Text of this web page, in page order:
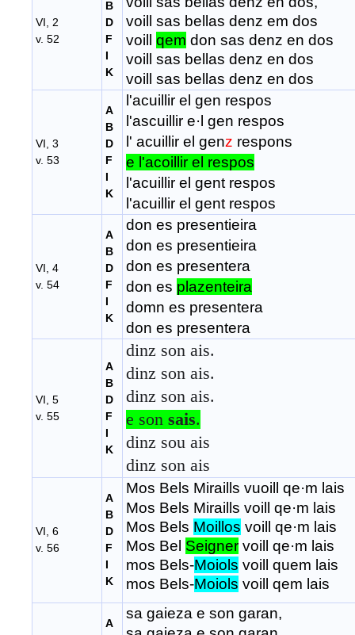
VI, 2
v. 52
B
D
F
I
K
voill sas bellas denz em dos
voill qem don sas denz en dos
voill sas bellas denz en dos
voill sas bellas denz en dos
VI, 3
v. 53
A
B
D
F
I
K
l'acuillir el gen respos
l'ascuillir e·l gen respos
l' acuillir el genz respons
e l'acoillir el respos
l'acuillir el gent respos
l'acuillir el gent respos
VI, 4
v. 54
A
B
D
F
I
K
don es presentieira
don es presentieira
don es presentera
don es plazenteira
domn es presentera
don es presentera
VI, 5
v. 55
A
B
D
F
I
K
dinz son ais.
dinz son ais.
dinz son ais.
e son sais.
dinz sou ais
dinz son ais
VI, 6
v. 56
A
B
D
F
I
K
Mos Bels Miraills vuoill qe·m lais
Mos Bels Miraills voill qe·m lais
Mos Bels Moillos voill qe·m lais
Mos Bel Seigner voill qe·m lais
mos Bels-Moiols voill quem lais
mos Bels-Moiols voill qem lais
A
sa gaieza e son garan,